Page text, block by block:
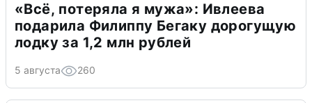
«Всё, потеряла я мужа»: Ивлеева
подарила Филиппу Бегаку дорогущую
лодку за 1,2 млн рублей
5 августа 260